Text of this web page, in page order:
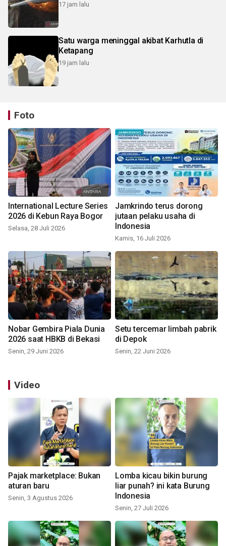
17 jam lalu
Satu warga meninggal akibat Karhutla di
Ketapang
19 jam lalu
Foto
International Lecture Series
2026 di Kebun Raya Bogor
Selasa, 28 Juli 2026
Jamkrindo terus dorong
jutaan pelaku usaha di
Indonesia
Kamis, 16 Juli 2026
Nobar Gembira Piala Dunia
2026 saat HBKB di Bekasi
Senin, 29 Juni 2026
Setu tercemar limbah pabrik
di Depok
Senin, 22 Juni 2026
Video
Pajak marketplace: Bukan
aturan baru
Senin, 3 Agustus 2026
Lomba kicau bikin burung
liar punah? ini kata Burung
Indonesia
Senin, 27 Juli 2026